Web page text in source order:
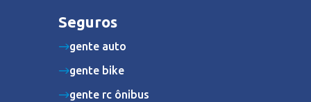
Seguros
gente auto
gente bike
gente rc ônibus